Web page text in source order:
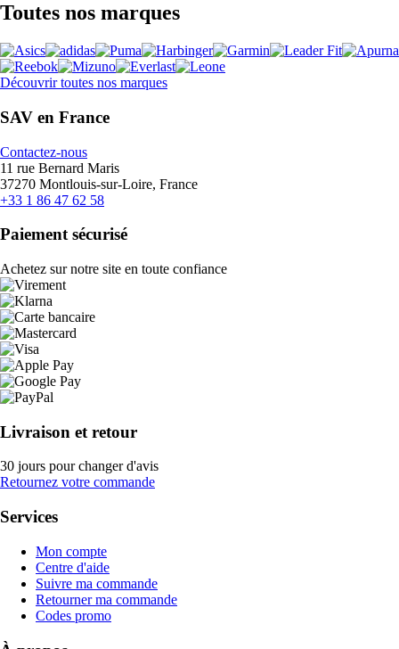
Toutes nos marques
Découvrir toutes nos marques
SAV en France
Contactez-nous
11 rue Bernard Maris
37270 Montlouis-sur-Loire, France
+33 1 86 47 62 58
Paiement sécurisé
Achetez sur notre site en toute confiance
Livraison et retour
30 jours pour changer d'avis
Retournez votre commande
Services
Mon compte
Centre d'aide
Suivre ma commande
Retourner ma commande
Codes promo